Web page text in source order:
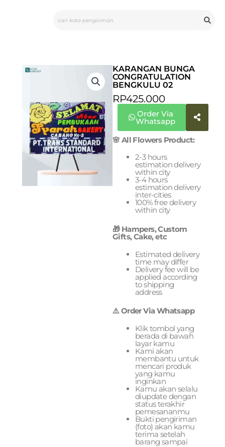
KARANGAN BUNGA
CONGRATULATION
BENGKULU 02
RP425.000
Order Via
Whatsapp
🌸 All Flowers Product:
2-3 hours
estimation delivery
within city
3-4 hours
estimation delivery
inter-cities
100% free delivery
within city
🎁 Hampers, Custom
Gifts, Cake, etc
Estimated delivery
time may differ
Delivery fee will be
applied according
to shipping
address
⚠️ Order Via Whatsapp
Klik tombol yang
berada di bawah
layar kamu
Kami akan
membantu untuk
mencari produk
yang kamu
inginkan
Kamu akan selalu
diupdate dengan
status terakhir
pemesananmu
Bukti pengiriman
(foto) akan kamu
terima setelah
barang sampai